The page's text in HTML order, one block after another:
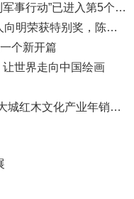
· 2026年4月23日俄罗斯发动的“特别军事行动”已进入第5个年头，俄乌局势最新综述
· 2025北京文艺网诗人奖：98岁诗人向明荣获特别奖，陈东东荣获诗人奖，茱萸荣获年度诗人奖！
个新开篇
让世界走向中国绘画
· 600年匠心传承遇上国潮文创——大城红木文化产业年销80亿的“火”与“活”